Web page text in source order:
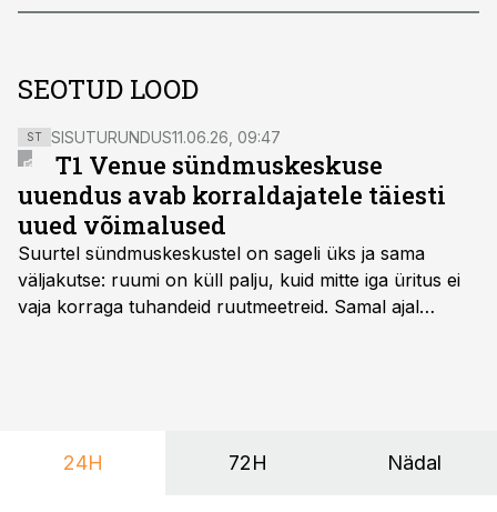
SEOTUD LOOD
ST SISUTURUNDUS11.06.26, 09:47
T1 Venue sündmuskeskuse
uuendus avab korraldajatele täiesti
uued võimalused
Suurtel sündmuskeskustel on sageli üks ja sama
väljakutse: ruumi on küll palju, kuid mitte iga üritus ei
vaja korraga tuhandeid ruutmeetreid. Samal ajal
nendele vajadustele vastanud uuendusega, mis pakub
24H 72H Nädal